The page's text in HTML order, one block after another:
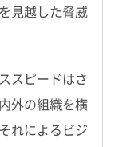
見越した脅威
スピードはさ
外の組織を横
れによるビジ